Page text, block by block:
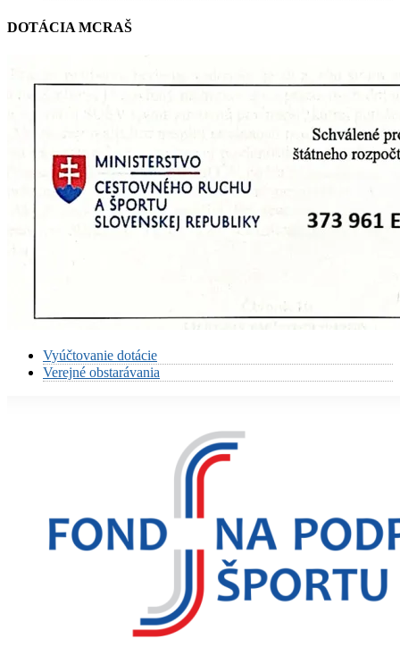
DOTÁCIA MCRAŠ
Vyúčtovanie dotácie
Verejné obstarávania